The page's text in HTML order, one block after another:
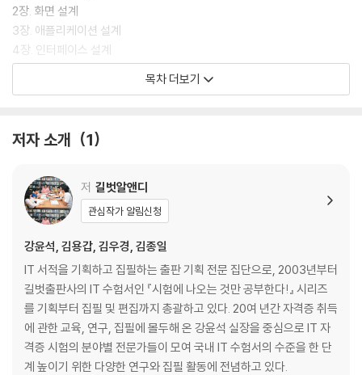
2장. 화면 설계
3장. 애플리케이션 설계
4장. 인터페이스 설계
2장. 통합 구현
4장. 애플리케이션 테스트 관리
5장. 인터페이스 구현
[3과목. 데이터베이스 구축]
1장. 논리 데이터베이스 설계
2장. 물리 데이터베이스 설계
3장. SQL 응용
4장. SQL 활용
5장. 데이터 전환
목차 더보기
저자 소개 1
저 길벗알앤디
관심작가 알림신청
강윤석, 김용갑, 김우경, 김종일
IT 서적을 기획하고 집필하는 출판 기획 전문 집단으로, 2003년부터
길벗출판사의 IT 수험서인 『시험에 나오는 것만 공부한다!』 시리즈
를 기획부터 집필 및 편집까지 총괄하고 있다. 20여 년간 자격증 취득
에 관한 교육, 연구, 집필에 몰두해 온 강윤석 실장을 중심으로 IT 자
격증 시험의 분야별 전문가들이 모여 국내 IT 수험서의 수준을 한 단
계 높이기 위한 다양한 연구와 집필 활동에 전념하고 있다.